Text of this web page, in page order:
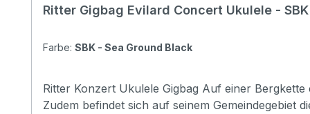
Ritter Gigbag Evilard Concert Ukulele - SBK
Farbe: SBK - Sea Ground Black
Ritter Konzert Ukulele Gigbag Auf einer Bergkette des Juras gelegen, bietet Evilard einen grandiosen Panoramablick über das Mittelland bis zu den Alpen.
Zudem befindet sich auf seinem Gemeindegebiet die Schweizerische Sport Hochschule